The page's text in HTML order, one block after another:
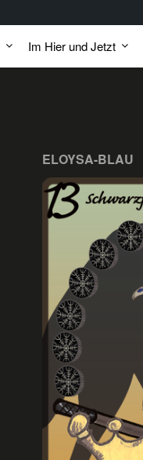
Im Hier und Jetzt
ELOYSA-BLAU